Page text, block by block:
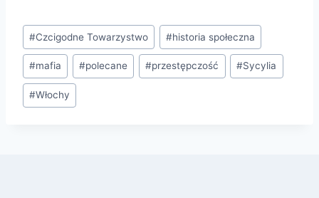
Tagi
wpisu:
#Czcigodne Towarzystwo #historia społeczna
#mafia #polecane #przestępczość #Sycylia
#Włochy